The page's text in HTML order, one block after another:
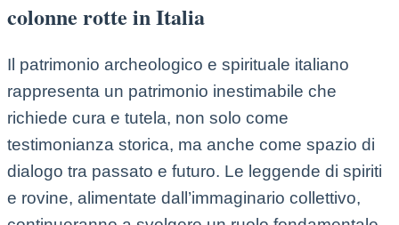
colonne rotte in Italia
Il patrimonio archeologico e spirituale italiano
rappresenta un patrimonio inestimabile che
richiede cura e tutela, non solo come
testimonianza storica, ma anche come spazio di
dialogo tra passato e futuro. Le leggende di spiriti
e rovine, alimentate dall’immaginario collettivo,